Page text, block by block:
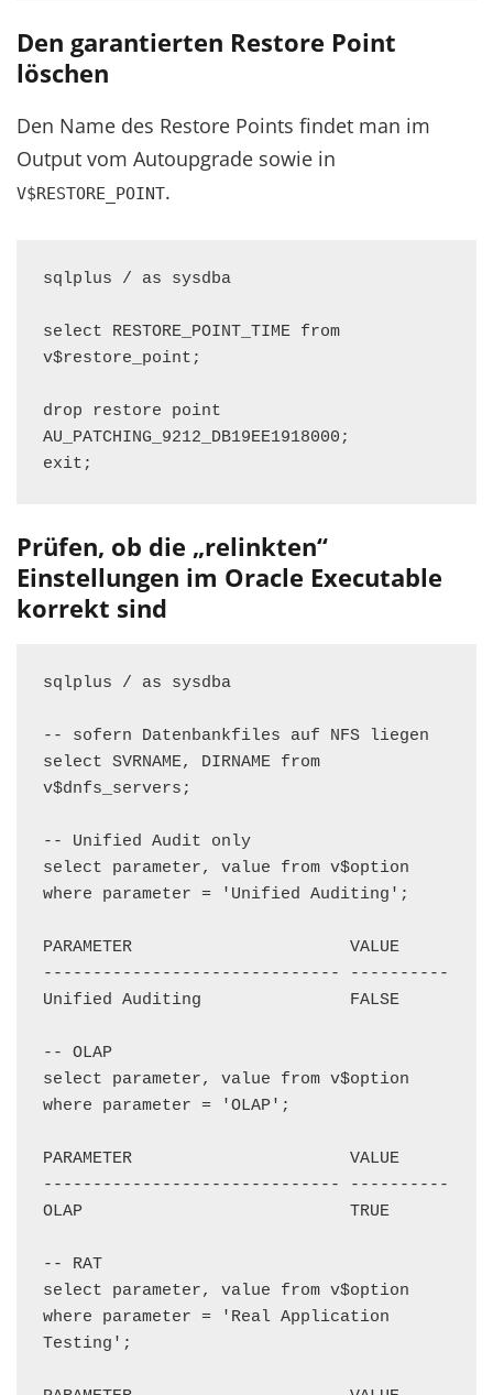
Den garantierten Restore Point
löschen
Den Name des Restore Points findet man im
Output vom Autoupgrade sowie in
V$RESTORE_POINT.
sqlplus / as sysdba
select RESTORE_POINT_TIME from
v$restore_point;
drop restore point
AU_PATCHING_9212_DB19EE1918000;
exit;
Prüfen, ob die „relinkten“
Einstellungen im Oracle Executable
korrekt sind
sqlplus / as sysdba
-- sofern Datenbankfiles auf NFS liegen
select SVRNAME, DIRNAME from
v$dnfs_servers;
-- Unified Audit only
select parameter, value from v$option
where parameter = 'Unified Auditing';
PARAMETER                      VALUE
------------------------------ ----------
Unified Auditing               FALSE
-- OLAP
select parameter, value from v$option
where parameter = 'OLAP';
PARAMETER                      VALUE
------------------------------ ----------
OLAP                           TRUE
-- RAT
select parameter, value from v$option
where parameter = 'Real Application
Testing';